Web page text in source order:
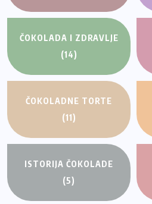
ČOKOLADA I ZDRAVLJE
(14)
ČOKOLADNE TORTE
(11)
ISTORIJA ČOKOLADE
(5)